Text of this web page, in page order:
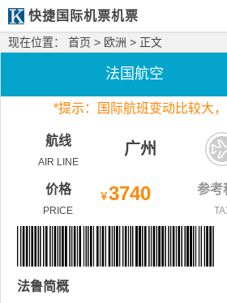
快捷国际机票机票
现在位置： 首页 > 欧洲 > 正文
法国航空
*提示：国际航班变动比较大，
航线
AIR LINE
广州
价格
PRICE
￥3740 参考
法鲁简概